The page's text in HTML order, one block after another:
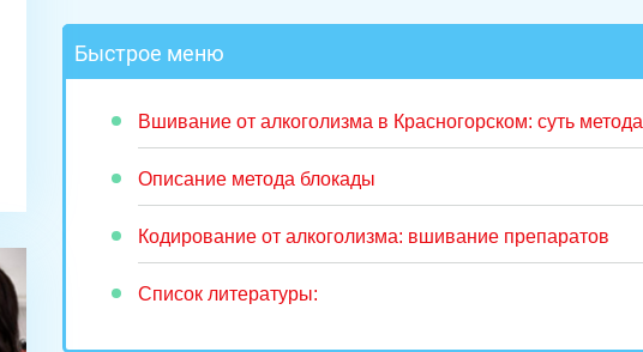
Быстрое меню
Вшивание от алкоголизма в Красногорском: суть метода
Описание метода блокады
Кодирование от алкоголизма: вшивание препаратов
Список литературы: